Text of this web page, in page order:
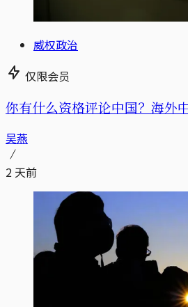
威权政治
仅限会员
你有什么资格评论中国？海外
吴燕
2 天前